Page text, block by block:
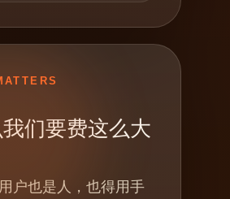
们要费这么大
户也是人，也得用手